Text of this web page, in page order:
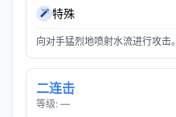
特殊
向对手猛烈地喷射水流进行攻击。
二连击
等级: —